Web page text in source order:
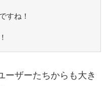
すね！
ーザーたちからも大き